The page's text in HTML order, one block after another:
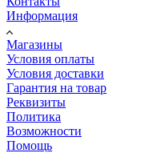
Информация
Магазины
Условия оплаты
Условия доставки
Гарантия на товар
Реквизиты
Политика
Возможности
Помощь